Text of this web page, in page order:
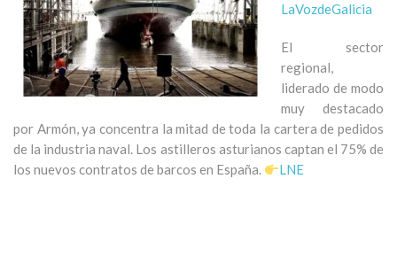
LaVozdeGalicia
El sector
regional,
liderado de modo
muy destacado
por Armón, ya concentra la mitad de toda la cartera de pedidos
de la industria naval. Los astilleros asturianos captan el 75% de
los nuevos contratos de barcos en España.
LNE